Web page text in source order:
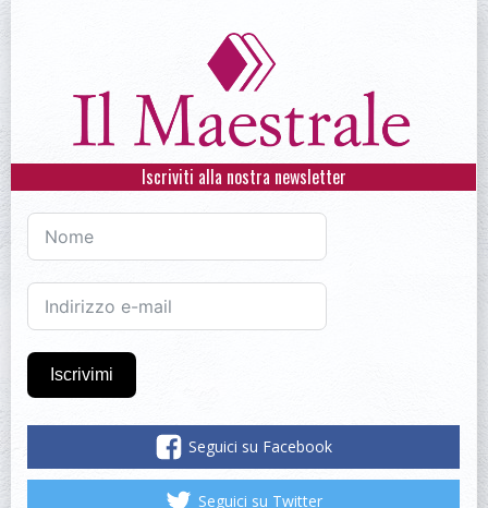
Iscriviti alla nostra newsletter
Iscrivimi
Seguici su Facebook
Seguici su Twitter